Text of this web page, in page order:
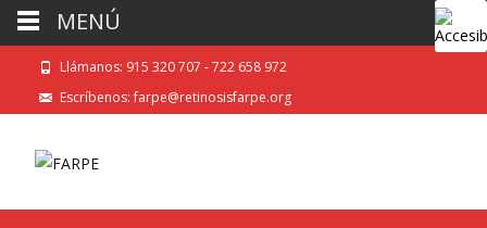
Llámanos: 915 320 707 - 722 658 972
Escríbenos: farpe@retinosisfarpe.org
MENÚ